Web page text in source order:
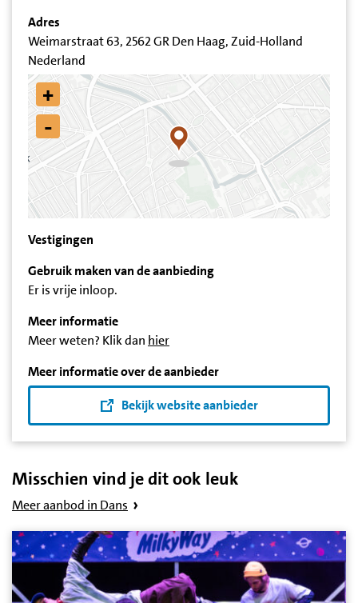
Adres
Weimarstraat 63, 2562 GR Den Haag, Zuid-Holland
Nederland
+
-
Vestigingen
Gebruik maken van de aanbieding
Er is vrije inloop.
Meer informatie
Meer weten? Klik dan hier
Meer informatie over de aanbieder
Bekijk website aanbieder
Misschien vind je dit ook leuk
Meer aanbod in Dans